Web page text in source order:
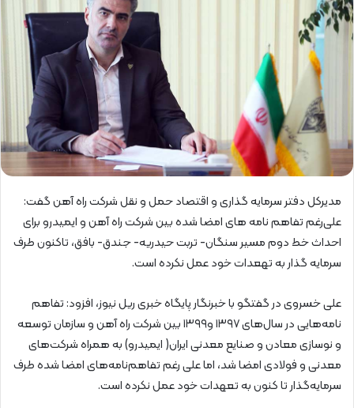
مدیرکل دفتر سرمایه گذاری و اقتصاد حمل و نقل شرکت راه آهن گفت:
علی‌رغم تفاهم نامه های امضا شده بین شرکت راه آهن و ایمیدرو برای
احداث خط دوم مسیر سنگان- تربت حیدریه- جندق- بافق، تاکنون طرف
سرمایه گذار به تهعدات خود عمل نکرده است.
علی خسروی در گفتگو با خبرنگار پایگاه خبری ریل نیوز، افزود: تفاهم
نامه‌هایی در سال‌های ۱۳۹۷ و۱۳۹۹ بین شرکت راه آهن و سازمان توسعه
و نوسازی معادن و صنایع معدنی ایران( ایمیدرو) به همراه شرکت‌های
معدنی و فولادی امضا شد، اما علی رغم تفاهم‌نامه‌های امضا شده طرف
سرمایه‌گذار تا کنون به تعهدات خود عمل نکرده است.